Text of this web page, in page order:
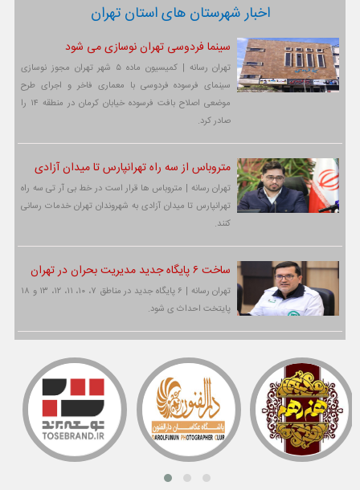
اخبار شهرستان های استان تهران
سینما فردوسی تهران نوسازی می شود
تهران رسانه | کمیسیون ماده ۵ شهر تهران مجوز نوسازی
سینمای فرسوده فردوسی با معماری فاخر و اجرای طرح
موضعی اصلاح بافت فرسوده خیابان کرمان در منطقه ۱۴ را
صادر کرد.
متروباس از سه راه تهرانپارس تا میدان آزادی
تهران رسانه | متروباس ها قرار است در خط بی آر تی سه راه
تهرانپارس تا میدان آزادی به شهروندان تهران خدمات رسانی
کنند.
ساخت ۶ پایگاه جدید مدیریت بحران در تهران
تهران رسانه | ۶ پایگاه جدید در مناطق ۷، ۱۰، ۱۱، ۱۲، ۱۳ و ۱۸
پایتخت احداث ی شود.